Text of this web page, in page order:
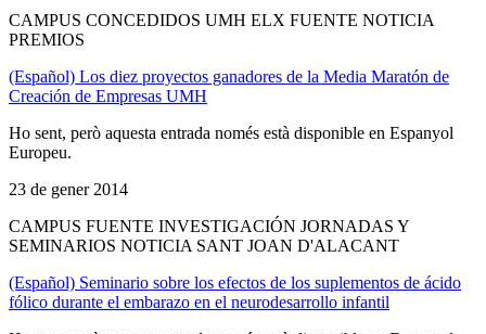
CAMPUS CONCEDIDOS UMH ELX FUENTE NOTICIA
PREMIOS
(Español) Los diez proyectos ganadores de la Media Maratón de
Creación de Empresas UMH
Ho sent, però aquesta entrada només està disponible en Espanyol
Europeu.
23 de gener 2014
CAMPUS FUENTE INVESTIGACIÓN JORNADAS Y
SEMINARIOS NOTICIA SANT JOAN D'ALACANT
(Español) Seminario sobre los efectos de los suplementos de ácido
fólico durante el embarazo en el neurodesarrollo infantil